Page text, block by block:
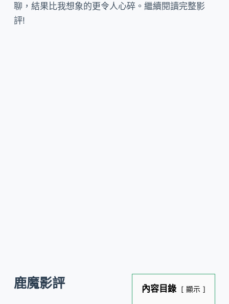
聊，結果比我想象的更令人心碎。繼續閱讀完整影
評!
內容目錄 顯示
鹿魔影評